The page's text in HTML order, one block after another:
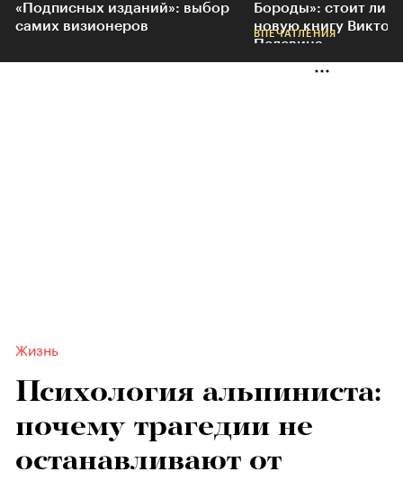
«Подписных изданий»: выбор
самих визионеров
Бороды»: стоит ли
новую книгу
Пелевина
ВПЕЧАТЛЕНИЯ
Жизнь
Психология альпиниста:
почему трагедии не
останавливают от